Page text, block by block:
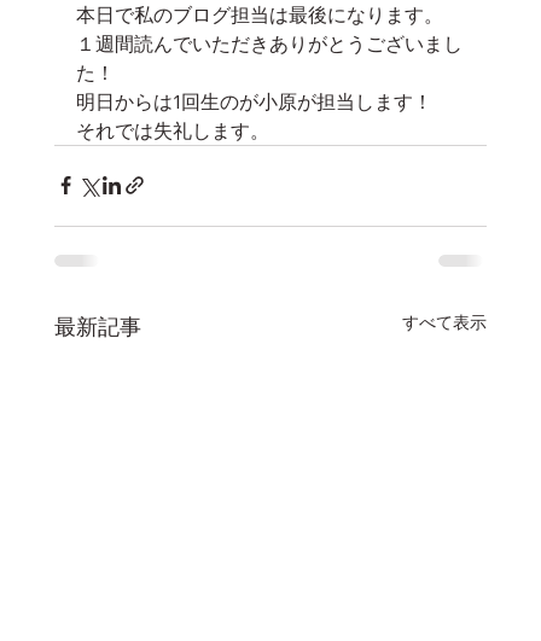
本日で私のブログ担当は最後になります。
１週間読んでいただきありがとうございまし
た！
明日からは1回生のが小原が担当します！
それでは失礼します。
最新記事 すべて表示